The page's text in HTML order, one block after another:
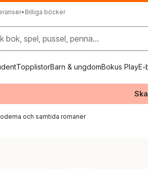
• Billiga böcker
bok, spel, pussel, penna...
TopplistorBarn & ungdomBokus PlayE-
och samtida romaner